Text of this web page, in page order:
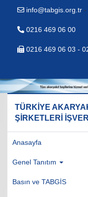
info@tabgis.org.tr -
0216 469 06 00
0216 469 06 03 -
TÜRKİYE
ŞİRKETLERİ
Anasayfa
Genel Tanıtım
Basın ve TABGİS